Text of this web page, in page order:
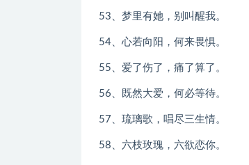
53、梦里有她，别叫醒我。
54、心若向阳，何来畏惧。
55、爱了伤了，痛了算了。
56、既然大爱，何必等待。
57、琉璃歌，唱尽三生情。
58、六枝玫瑰，六欲恋你。